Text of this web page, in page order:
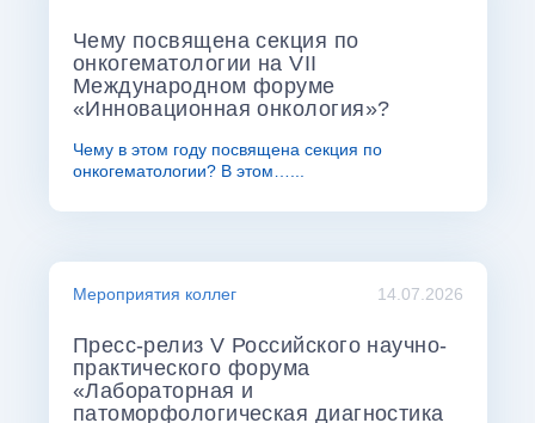
Чему посвящена секция по
онкогематологии на VII
Международном форуме
«Инновационная онкология»?
Чему в этом году посвящена секция по
онкогематологии? В этом…...
Мероприятия коллег 14.07.2026
Пресс-релиз V Российского научно-
практического форума
«Лабораторная и
патоморфологическая диагностика